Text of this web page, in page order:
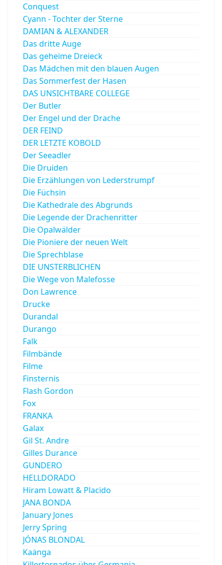
Conquest
Cyann - Tochter der Sterne
DAMIAN & ALEXANDER
Das dritte Auge
Das geheime Dreieck
Das Mädchen mit den blauen Augen
Das Sommerfest der Hasen
DAS UNSICHTBARE COLLEGE
Der Butler
Der Engel und der Drache
DER FEIND
DER LETZTE KOBOLD
Der Seeadler
Die Druiden
Die Erzählungen von Lederstrumpf
Die Füchsin
Die Kathedrale des Abgrunds
Die Legende der Drachenritter
Die Opalwälder
Die Pioniere der neuen Welt
Die Sprechblase
DIE UNSTERBLICHEN
Die Wege von Malefosse
Don Lawrence
Drucke
Durandal
Durango
Falk
Filmbände
Filme
Finsternis
Flash Gordon
Fox
FRANKA
Galax
Gil St. Andre
Gilles Durance
GUNDERO
HELLDORADO
Hiram Lowatt & Placido
JANA BONDA
January Jones
Jerry Spring
JÓNAS BLONDAL
Kaänga